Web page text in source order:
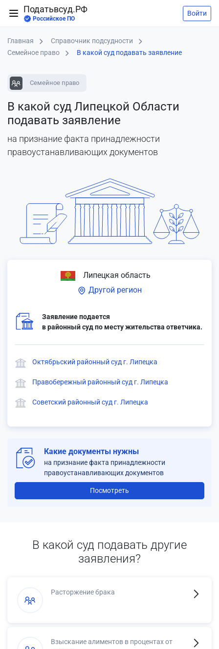
Податьвсуд.РФ
Российское ПО
Войти
Главная
Справочник подсудности
Семейное право
В какой суд подавать заявление
Семейное право
В какой суд Липецкой Области
подавать заявление
на признание факта принадлежности
правоустанавливающих документов
Липецкая область
Другой регион
Заявление подается
в районный суд по месту жительства ответчика.
Октябрьский районный суд г. Липецка
Правобережный районный суд г. Липецка
Советский районный суд г. Липецка
Какие документы нужны
на признание факта принадлежности
правоустанавливающих документов
Посмотреть
В какой суд подавать другие
заявления?
Расторжение брака
Взыскание алиментов в процентах от